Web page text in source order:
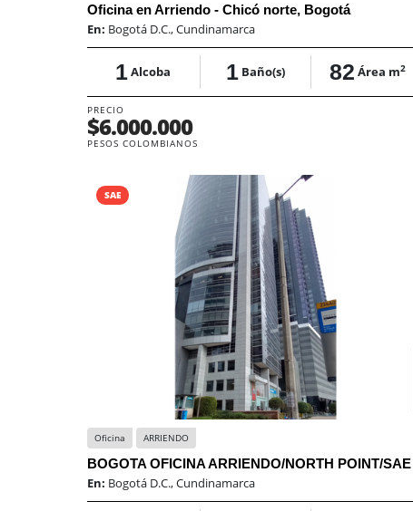
Oficina en Arriendo - Chicó norte, Bogotá
En: Bogotá D.C., Cundinamarca
1Alcoba 1 Baño(s) 82 Área m2
PRECIO
$6.000.000
PESOS COLOMBIANOS
SAE
Oficina ARRIENDO
BOGOTA OFICINA ARRIENDO/NORTH POINT/SAE
En: Bogotá D.C., Cundinamarca